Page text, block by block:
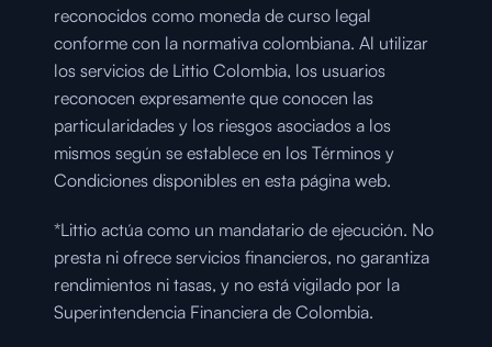
reconocidos como moneda de curso legal
conforme con la normativa colombiana. Al utilizar
los servicios de Littio Colombia, los usuarios
reconocen expresamente que conocen las
particularidades y los riesgos asociados a los
mismos según se establece en los Términos y
Condiciones disponibles en esta página web.
*Littio actúa como un mandatario de ejecución. No
presta ni ofrece servicios financieros, no garantiza
rendimientos ni tasas, y no está vigilado por la
Superintendencia Financiera de Colombia.